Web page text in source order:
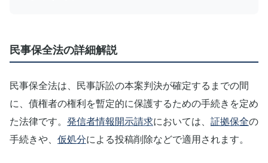
民事保全法の詳細解説
民事保全法は、民事訴訟の本案判決が確定するまでの間
に、債権者の権利を暫定的に保護するための手続きを定め
た法律です。 発信者情報開示請求においては、 証拠保全の
手続きや、 仮処分による投稿削除などで適用されます。